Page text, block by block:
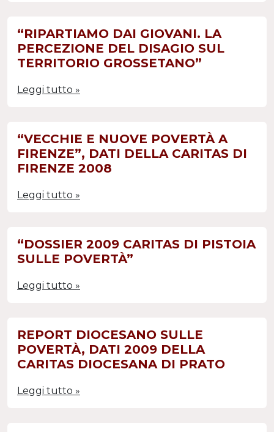
“RIPARTIAMO DAI GIOVANI. LA
PERCEZIONE DEL DISAGIO SUL
TERRITORIO GROSSETANO”
Leggi tutto »
“VECCHIE E NUOVE POVERTÀ A
FIRENZE”, DATI DELLA CARITAS DI
FIRENZE 2008
Leggi tutto »
“DOSSIER 2009 CARITAS DI PISTOIA
SULLE POVERTÀ”
Leggi tutto »
REPORT DIOCESANO SULLE
POVERTÀ, DATI 2009 DELLA
CARITAS DIOCESANA DI PRATO
Leggi tutto »